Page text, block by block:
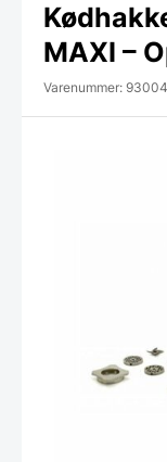
MAXI –
Varenummer: